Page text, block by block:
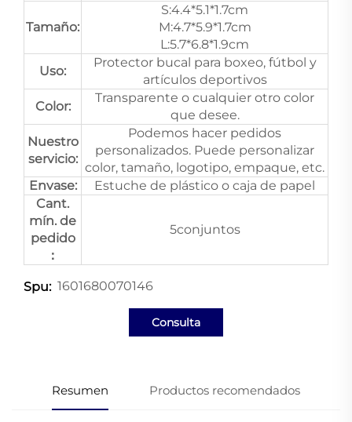
Tamaño:
S:4.4*5.1*1.7cm
M:4.7*5.9*1.7cm
L:5.7*6.8*1.9cm
Uso:
Protector bucal para boxeo, fútbol y
artículos deportivos
Color:
Transparente o cualquier otro color
que desee.
Nuestro
servicio:
Podemos hacer pedidos
personalizados. Puede personalizar
color, tamaño, logotipo, empaque, etc.
Envase:
Estuche de plástico o caja de papel
Cant.
mín. de
pedido
：
5conjuntos
Spu: 1601680070146
Consulta
Resumen Productos recomendados